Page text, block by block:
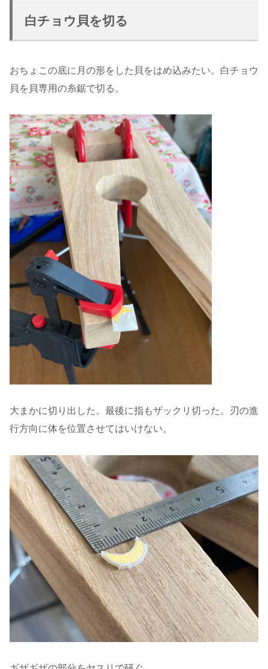
白チョウ貝を切る
おちょこの底に月の形をした貝をはめ込みたい。白チョウ
貝を貝専用の糸鋸で切る。
大まかに切り出した。最後に指もザックリ切った。刃の進
行方向に体を位置させてはいけない。